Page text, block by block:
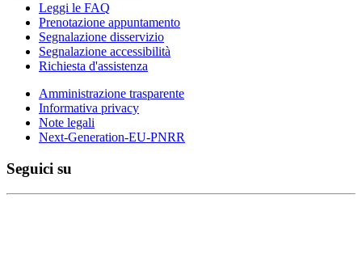
Leggi le FAQ
Prenotazione appuntamento
Segnalazione disservizio
Segnalazione accessibilità
Richiesta d'assistenza
Amministrazione trasparente
Informativa privacy
Note legali
Next-Generation-EU-PNRR
Seguici su